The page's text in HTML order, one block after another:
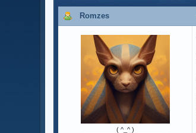
Romzes
( ^_^ )